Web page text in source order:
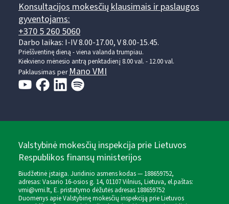
Konsultacijos mokesčių klausimais ir paslaugos
gyventojams:
+370 5 260 5060
Darbo laikas: I-IV 8.00-17.00, V 8.00-15.45.
Prieššventinę dieną - viena valanda trumpiau.
Kiekvieno mėnesio antrą penktadienį 8.00 val. - 12.00 val.
Paklausimas perMano VMI
Valstybinė mokesčių inspekcija prie Lietuvos
Respublikos finansų ministerijos
Biudžetinė įstaiga. Juridinio asmens kodas — 188659752,
adresas: Vasario 16-osios g. 14, 01107 Vilnius, Lietuva, el.paštas:
vmi@vmi.lt, E. pristatymo dėžutės adresas 188659752
Duomenys apie Valstybinę mokesčių inspekciją prie Lietuvos